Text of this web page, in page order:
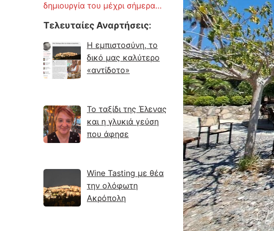
δημιουργία του μέχρι σήμερα…
Τελευταίες Αναρτήσεις:
Η εμπιστοσύνη, το
δικό μας καλύτερο
«αντίδοτο»
Το ταξίδι της Έλενας
και η γλυκιά γεύση
που άφησε
Wine Tasting με θέα
την ολόφωτη
Ακρόπολη